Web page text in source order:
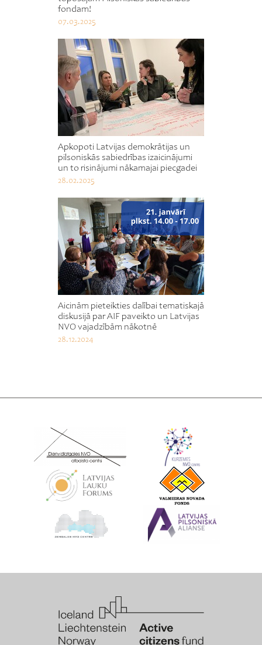
fondam!
07.03.2025
Apkopoti Latvijas demokrātijas un
pilsoniskās sabiedrības izaicinājumi
un to risinājumi nākamajai piecgadei
28.02.2025
Aicinām pieteikties dalībai tematiskajā
diskusijā par AIF paveikto un Latvijas
NVO vajadzībām nākotnē
28.12.2024